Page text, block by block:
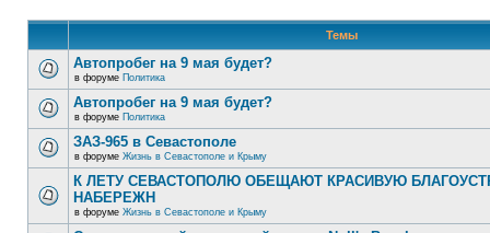
Темы
Автопробег на 9 мая будет?
в форуме Политика
Автопробег на 9 мая будет?
в форуме Политика
ЗАЗ-965 в Севастополе
в форуме Жизнь в Севастополе и Крыму
К ЛЕТУ СЕВАСТОПОЛЮ ОБЕЩАЮТ КРАСИВУЮ
НАБЕРЕЖН
в форуме Жизнь в Севастополе и Крыму